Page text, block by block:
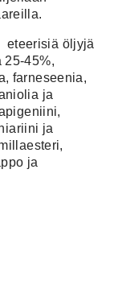
eteerisiä öljyjä
25-45%,
farneseenia,
ja
ja
ja